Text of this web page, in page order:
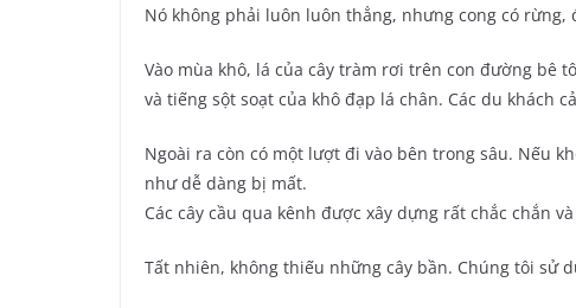
Nó không phải luôn luôn thẳng, nhưng cong có rừng,
Vào mùa khô, lá của cây tràm rơi trên con đường bê
và tiếng sột soạt của khô đạp lá chân. Các du khách
Ngoài ra còn có một lượt đi vào bên trong sâu. Nếu
như dễ dàng bị mất.
Các cây cầu qua kênh được xây dựng rất chắc chắn
Tất nhiên, không thiếu những cây bần. Chúng tôi sử